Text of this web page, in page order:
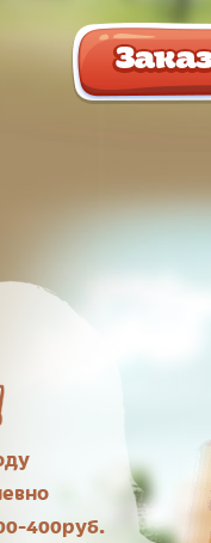
400руб.